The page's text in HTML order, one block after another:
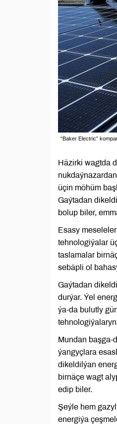
“Baker Electric”
Häzirki wagtda
üçin möhüm
Gaýtadan
bolup biler,
Esasy
tehnologiýalar
taslamalar
sebäpli ol
Gaýtadan
durýar. Ýel
ýa-da bulutly
Mundan başga-
ýangyçlara
dikeldilýan
birnäçe wagt
edip biler.
Şeýle hem
energiýa